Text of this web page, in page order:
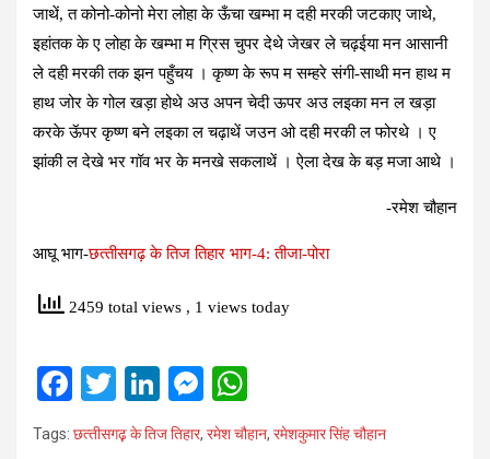
जाथें, त कोनो-कोनो मेरा लोहा के ऊँचा खम्‍भा म दही मरकी जटकाए जाथे,
इहांतक के ए लोहा के खम्‍भा म ग्रिस चुपर देथे जेखर ले चढ़ईया मन आसानी
ले दही मरकी तक झन पहुँचय । कृष्‍ण के रूप म सम्‍हरे संगी-साथी मन हाथ म
हाथ जोर के गोल खड़ा होथे अउ अपन चेदी ऊपर अउ लइका मन ल खड़ा
करके ऊॅपर कृष्‍ण बने लइका ल चढ़ाथें जउन ओ दही मरकी ल फोरथे । ए
झांकी ल देखे भर गॉव भर के मनखे सकलाथें । ऐला देख के बड़ मजा आथे ।
-रमेश चौहान
आघू भाग-छत्‍तीसगढ़ के तिज तिहार भाग-4: तीजा-पोरा
2459 total views , 1 views today
F
T
wi
Li
n
M
es
Tags: छत्‍तीसगढ़़ के तिज तिहार, रमेश चौहान, रमेशकुमार सिंह चौहान